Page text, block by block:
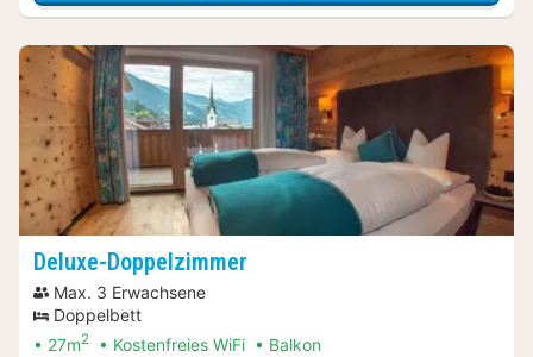
Deluxe-Doppelzimmer
Max. 3 Erwachsene
Doppelbett
27m2 Kostenfreies WiFi Balkon